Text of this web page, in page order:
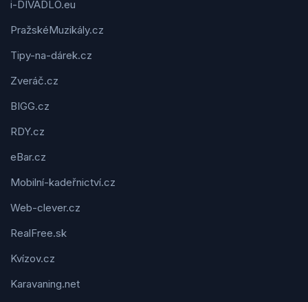
i-DIVADLO.eu
PražskéMuzikály.cz
Tipy-na-dárek.cz
Zveráč.cz
BIGG.cz
RDY.cz
eBar.cz
Mobilní-kadeřnictví.cz
Web-clever.cz
RealFree.sk
Kvízov.cz
Karavaning.net